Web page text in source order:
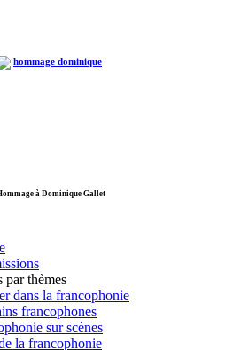
à Dominique Gallet
par thèmes
dans la francophonie
francophones
sur scènes
la francophonie